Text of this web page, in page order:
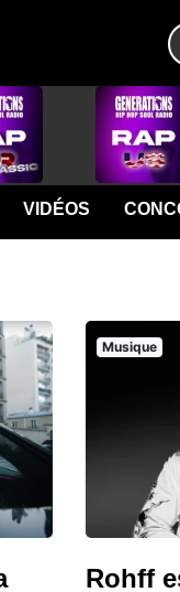
VIDÉOS
Musique
Rohff